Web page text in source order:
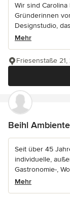
Wir sind
Gründerinnen
Designstudio,
Mehr
Friesenstaße
Beihl
Seit über 45
individuelle,
Gastronomie-,
Mehr